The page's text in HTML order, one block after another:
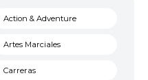
Action & Adventure
Artes Marciales
Carreras